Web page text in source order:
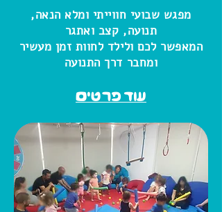
מפגש שבועי חווייתי ומלא הנאה,
תנועה, קצב ואתגר
המאפשר לכם ולילד לחוות זמן מעשיר
ומחבר דרך התנועה
עוד פרטים